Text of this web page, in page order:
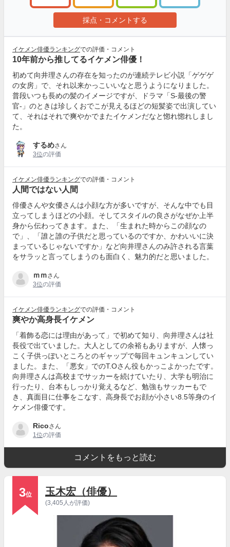
採点・コメントする
イケメン俳優ランキングでの評価・コメント
10年前から推してるイケメン俳優！
初めて向井理さんの存在を知ったのが連続テレビ小説「ゲゲゲ
の女房」で、それ以来かっこいいなと思うようになりました。
普段いつも長めの髪のイメージですが、ドラマ「S-最後の警
官-」のときは珍しくおでこが見えるほどの短髪姿で出演してい
て、それはそれで爽やかでまたイケメンだなと惚れ惚れしまし
た。
するめさん
3位の評価
イケメン俳優ランキングでの評価・コメント
人間ではない人間
俳優さんや女優さんは小顔な方が多いですが、そんな中でも目
立ってしまうほどの小顔。そしてスタイルの良さがなぜか上半
身から伝わってきます。また、「生まれた時からこの顔なの
で」、「誰と誰の子供だと思っているのですか、かわいいに決
まっているじゃないですか」など向井理さんのみ許される言葉
をサラッと言ってしまうのも面白く、魅力的だと思いました。
ｍｍさん
3位の評価
イケメン俳優ランキングでの評価・コメント
爽やか高身長イケメン
「着飾る恋には理由があって」で初めて知り、向井理さんは社
長役で出ていました。大人としての余裕もありますが、人懐っ
こく子供っぽいところとのギャップで毎回キュンキュンしてい
ました。また、「悪女」でのT.Oさん役もかっこよかったです。
向井理さんは高校までサッカーを続けていたり、大学も明治に
行ったり、台本もしっかり覚えるなど、勉強もサッカーもで
き、真面目に仕事をこなす、高身長でお顔が小さい8.5等身のイ
ケメン俳優です。
Ricoさん
1位の評価
コメントをもっと読む
3位 玉木宏（俳優）
(3,405人が評価)